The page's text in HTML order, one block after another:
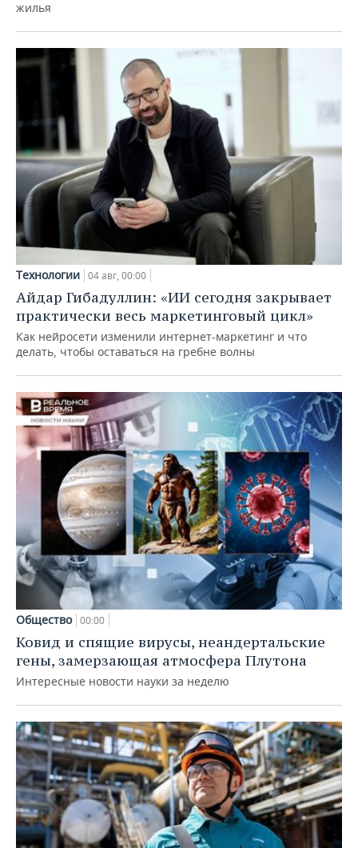
жилья
Технологии 04 авг, 00:00
Айдар Гибадуллин: «ИИ сегодня закрывает
практически весь маркетинговый цикл»
Как нейросети изменили интернет-маркетинг и что
делать, чтобы оставаться на гребне волны
Общество 00:00
Ковид и спящие вирусы, неандертальские
гены, замерзающая атмосфера Плутона
Интересные новости науки за неделю